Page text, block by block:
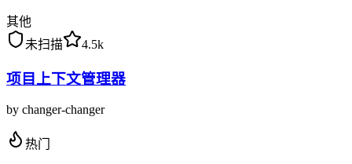
其他
未扫描
4.5k
项目上下文管理器
by changer-changer
热门